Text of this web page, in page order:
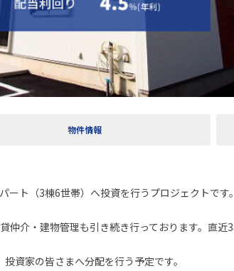
物件情報
ート（3棟6世帯）へ投資を行うプロジェクトで
仲介・建物管理も引き続き行っております。直
資家の皆さまへ分配を行う予定です。